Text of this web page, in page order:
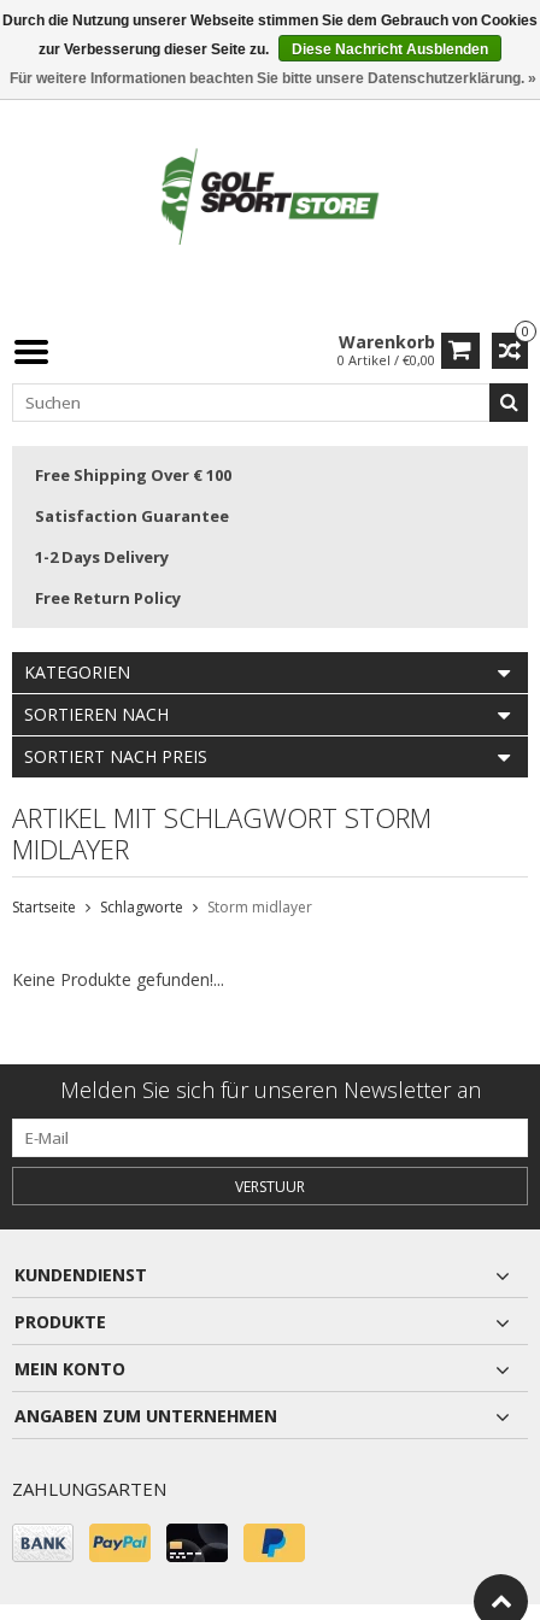
0
Warenkorb
0 Artikel / €0,00
Free Shipping Over € 100
Satisfaction Guarantee
1-2 Days Delivery
Free Return Policy
KATEGORIEN
SORTIEREN NACH
SORTIERT NACH PREIS
ARTIKEL MIT SCHLAGWORT STORM
MIDLAYER
Startseite Schlagworte Storm midlayer
Keine Produkte gefunden!...
Melden Sie sich für unseren Newsletter an
VERSTUUR
KUNDENDIENST
PRODUKTE
MEIN KONTO
ANGABEN ZUM UNTERNEHMEN
ZAHLUNGSARTEN
Durch die Nutzung unserer Webseite stimmen Sie dem Gebrauch von Cookies
zur Verbesserung dieser Seite zu.
Diese Nachricht Ausblenden
Für weitere Informationen beachten Sie bitte unsere Datenschutzerklärung. »